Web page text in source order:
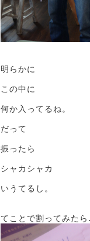
明らかに
この中に
何か入ってるね。
だって
振ったら
シャカシャカ
いうてるし。
てことで割ってみたら